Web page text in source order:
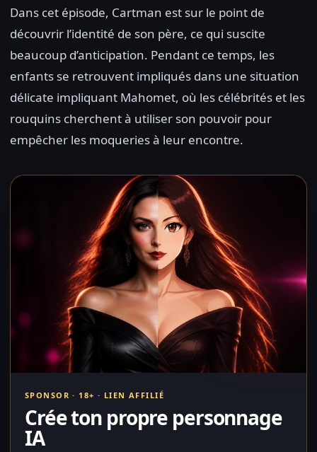
Dans cet épisode, Cartman est sur le point de
découvrir l’identité de son père, ce qui suscite
beaucoup d’anticipation. Pendant ce temps, les
enfants se retrouvent impliqués dans une situation
délicate impliquant Mahomet, où les célébrités et les
rouquins cherchent à utiliser son pouvoir pour
empêcher les moqueries à leur encontre.
SPONSOR · 18+ · LIEN AFFILIÉ
Crée ton propre personnage
IA